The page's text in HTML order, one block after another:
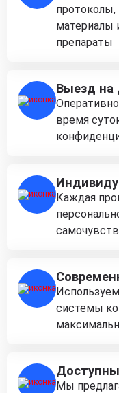
материалы
препараты
Выезд на
время
Каждая
системы
Мы